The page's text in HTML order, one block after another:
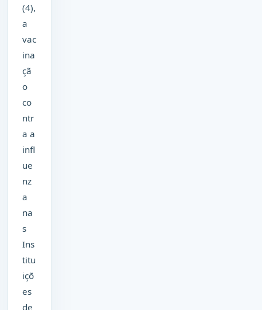
(4),
a
vac
ina
çã
o
co
ntr
a a
infl
ue
nz
a
na
s
Ins
titu
içõ
es
de